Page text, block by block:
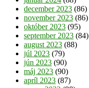
december 2023 (86)
november 2023 (86)
október 2023 (95)
september 2023 (84)
august 2023 (88)
júl 2023 (79)
jún 2023 (90)
máj 2023 (90)
apríl 2023 (87)